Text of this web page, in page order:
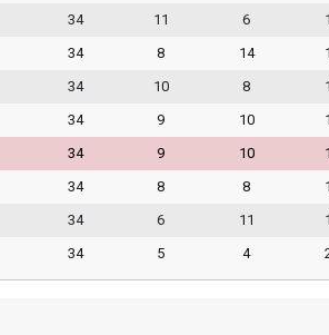
34 11 6
34 8 14
34 10 8
34 9 10
34 9 10
34 8 8
34 6 11
34 5 4